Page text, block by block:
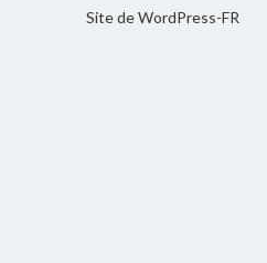
Site de WordPress-FR